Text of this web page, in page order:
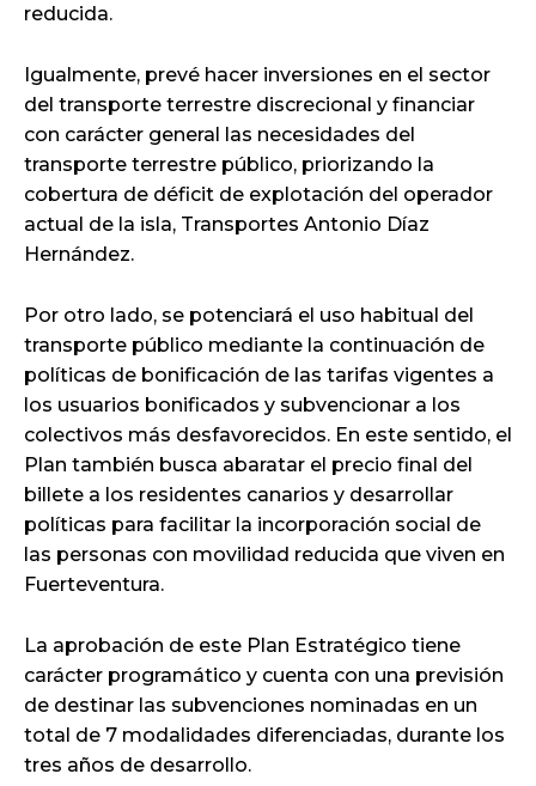
reducida.
Igualmente, prevé hacer inversiones en el sector
del transporte terrestre discrecional y financiar
con carácter general las necesidades del
transporte terrestre público, priorizando la
cobertura de déficit de explotación del operador
actual de la isla, Transportes Antonio Díaz
Hernández.
Por otro lado, se potenciará el uso habitual del
transporte público mediante la continuación de
políticas de bonificación de las tarifas vigentes a
los usuarios bonificados y subvencionar a los
colectivos más desfavorecidos. En este sentido, el
Plan también busca abaratar el precio final del
billete a los residentes canarios y desarrollar
políticas para facilitar la incorporación social de
las personas con movilidad reducida que viven en
Fuerteventura.
La aprobación de este Plan Estratégico tiene
carácter programático y cuenta con una previsión
de destinar las subvenciones nominadas en un
total de 7 modalidades diferenciadas, durante los
tres años de desarrollo.